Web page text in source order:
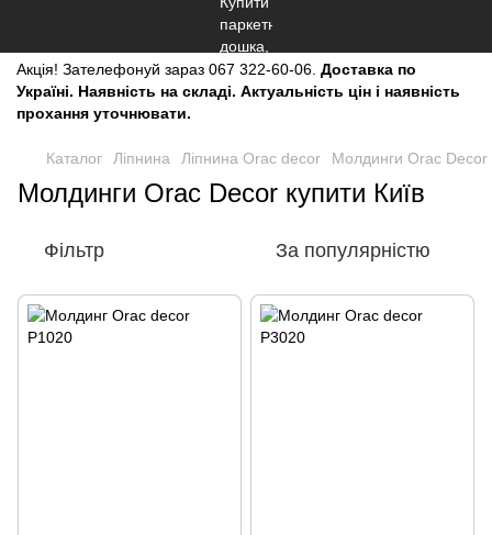
Акція! Зателефонуй зараз 067 322-60-06. Доставка по
Україні. Наявність на складі. Актуальність цін і наявність
прохання уточнювати.
Каталог Ліпнина Ліпнина Orac decor Молдинги Orac Decor
Молдинги Orac Decor купити Київ
Фільтр За популярністю